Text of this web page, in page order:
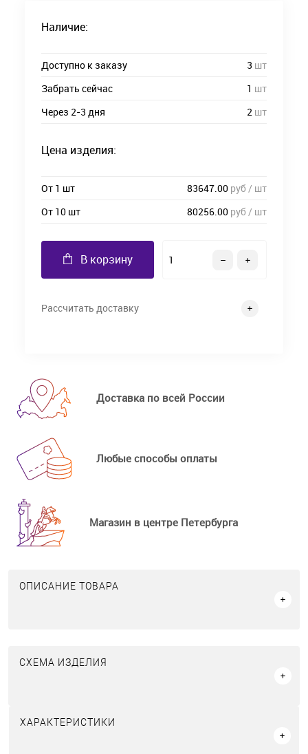
Наличие:
Доступно к заказу 3 шт
Забрать сейчас
1 шт
Через 2-3 дня
2 шт
Цена изделия:
От 1 шт 83647.00 руб / шт
От 10 шт
80256.00 руб / шт
В корзину
Рассчитать доставку
Доставка по всей России
Любые способы оплаты
Магазин в центре Петербурга
ОПИСАНИЕ ТОВАРА
СХЕМА ИЗДЕЛИЯ
ХАРАКТЕРИСТИКИ